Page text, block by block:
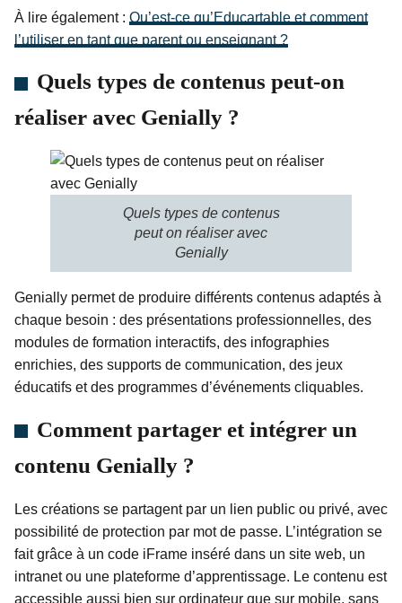
À lire également : Qu’est-ce qu’Educartable et comment
l’utiliser en tant que parent ou enseignant ?
Quels types de contenus peut-on
réaliser avec Genially ?
Quels types de contenus
peut on réaliser avec
Genially
Genially permet de produire différents contenus adaptés à
chaque besoin : des présentations professionnelles, des
modules de formation interactifs, des infographies
enrichies, des supports de communication, des jeux
éducatifs et des programmes d’événements cliquables.
Comment partager et intégrer un
contenu Genially ?
Les créations se partagent par un lien public ou privé, avec
possibilité de protection par mot de passe. L’intégration se
fait grâce à un code iFrame inséré dans un site web, un
intranet ou une plateforme d’apprentissage. Le contenu est
accessible aussi bien sur ordinateur que sur mobile, sans